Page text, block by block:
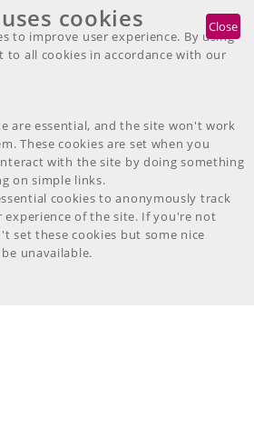
Close
cookies
to improve user experience. By using
to all cookies in accordance with our
are essential, and the site won't work
These cookies are set when you
with the site by doing something
on simple links.
cookies to anonymously track
experience of the site. If you're not
set these cookies but some nice
unavailable.
+49 7467-9497-200
JP